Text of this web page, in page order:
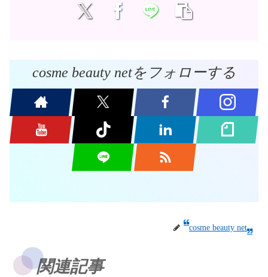
cosme beauty netをフォローする
cosme beauty net
関連記事